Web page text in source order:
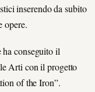
inserendo da subito
opere.
ha conseguito il
Arti con il progetto
of the Iron”.